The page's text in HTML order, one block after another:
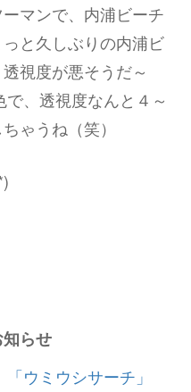
マンで、内浦ビーチ
と久しぶりの内浦ビ
視度が悪そうだ～
、透視度なんと４～
ゃうね（笑）
らせ
ウミウシサーチ」